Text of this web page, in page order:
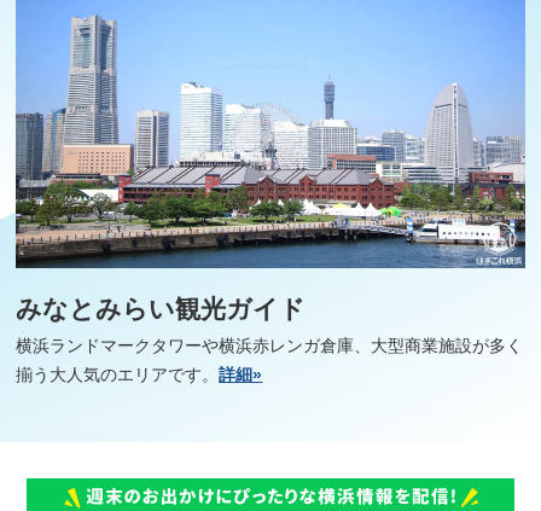
みなとみらい観光ガイド
横浜ランドマークタワーや横浜赤レンガ倉庫、大型商業施設が多く
揃う大人気のエリアです。詳細»